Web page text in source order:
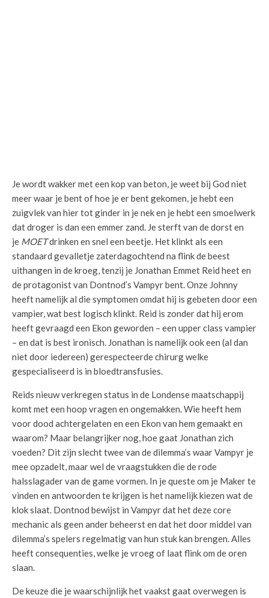
Je wordt wakker met een kop van beton, je weet bij God niet
meer waar je bent of hoe je er bent gekomen, je hebt een
zuigvlek van hier tot ginder in je nek en je hebt een smoelwerk
dat droger is dan een emmer zand. Je sterft van de dorst en
je MOETdrinken en snel een beetje. Het klinkt als een
standaard gevalletje zaterdagochtend na flink de beest
uithangen in de kroeg, tenzij je Jonathan Emmet Reid heet en
de protagonist van Dontnod’s Vampyr bent. Onze Johnny
heeft namelijk al die symptomen omdat hij is gebeten door een
vampier, wat best logisch klinkt. Reid is zonder dat hij erom
heeft gevraagd een Ekon geworden – een upper class vampier
– en dat is best ironisch. Jonathan is namelijk ook een (al dan
niet door iedereen) gerespecteerde chirurg welke
gespecialiseerd is in bloedtransfusies.
Reids nieuw verkregen status in de Londense maatschappij
komt met een hoop vragen en ongemakken. Wie heeft hem
voor dood achtergelaten en een Ekon van hem gemaakt en
waarom? Maar belangrijker nog, hoe gaat Jonathan zich
voeden? Dit zijn slecht twee van de dilemma’s waar Vampyr je
mee opzadelt, maar wel de vraagstukken die de rode
halsslagader van de game vormen. In je queste om je Maker te
vinden en antwoorden te krijgen is het namelijk kiezen wat de
klok slaat. Dontnod bewijst in Vampyr dat het deze core
mechanic als geen ander beheerst en dat het door middel van
dilemma’s spelers regelmatig van hun stuk kan brengen. Alles
heeft consequenties, welke je vroeg of laat flink om de oren
slaan.
De keuze die je waarschijnlijk het vaakst gaat overwegen is